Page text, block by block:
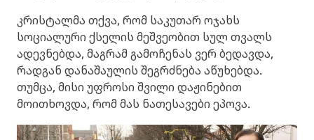
კრისტალმა თქვა, რომ საკუთარ ოჯახს
სოციალური ქსელის მეშვეობით სულ თვალს
ადევნებდა, მაგრამ გამოჩენას ვერ ბედავდა,
რადგან დანაშაულის შეგრძნება აწუხებდა.
თუმცა, მისი უფროსი შვილი დაჟინებით
მოითხოვდა, რომ მას ნათესავები ეპოვა.